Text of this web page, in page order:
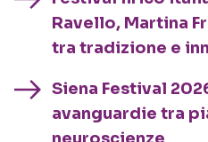
Ravello, Martina
tra tradizione e
Siena Festival
avanguardie tra